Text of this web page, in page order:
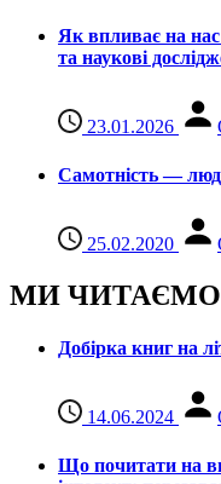
Як впливає на
та наукові
23.01.2026
Самотність —
25.02.2020
МИ ЧИТАЄМО
Добірка книг на
14.06.2024
Що почитати на